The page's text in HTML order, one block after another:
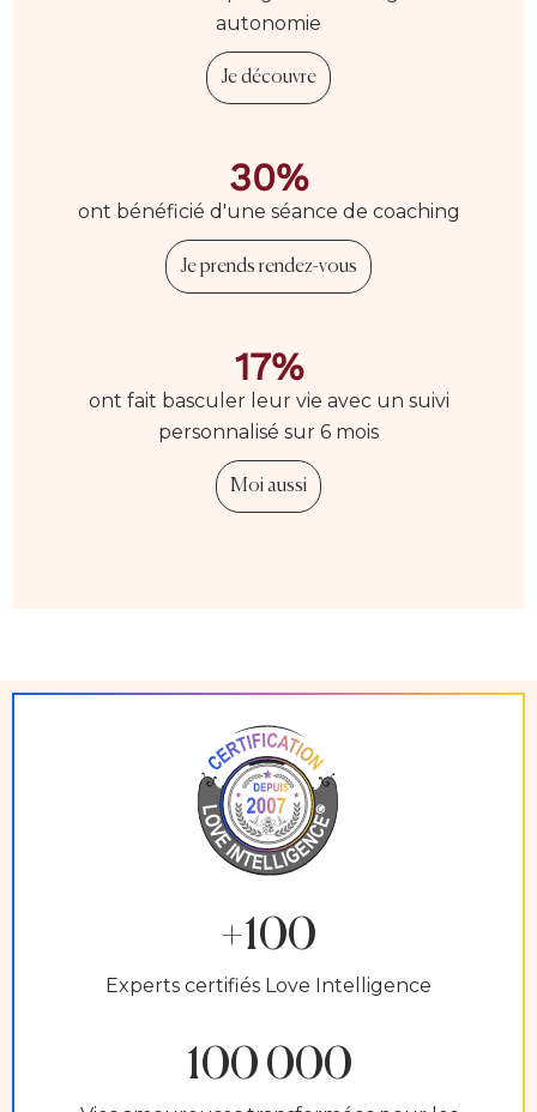
autonomie
Je découvre
30%
ont bénéficié d'une séance de coaching
Je prends rendez-vous
17%
ont fait basculer leur vie avec un suivi
personnalisé sur 6 mois
Moi aussi
+100
Experts certifiés Love Intelligence
100 000